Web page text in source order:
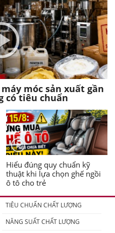
móc sản xuất gần
có tiêu chuẩn
Hiểu đúng quy chuẩn kỹ
thuật khi lựa chọn ghế ngồi
ô tô cho trẻ
TIÊU CHUẨN CHẤT LƯỢNG
NĂNG SUẤT CHẤT LƯỢNG